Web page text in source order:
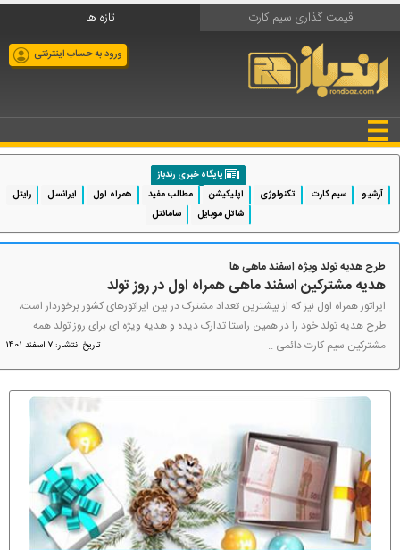
قیمت گذاری سیم کارت تازه ها
ورود به حساب اینترنتی
پایگاه خبری رندباز
آرشیو
سیم کارت تکنولوژی اپلیکیشن مطالب مفید همراه اول ایرانسل
رایتل
شاتل موبایل
سامانتل
طرح هدیه تولد ویژه اسفند ماهی ها
هدیه مشترکین اسفند ماهی همراه اول در روز تولد
اپراتور همراه اول نیز که از بیشترین تعداد مشترک در بین اپراتورهای کشور برخوردار است،
طرح هدیه تولد خود را در همین راستا تدارک دیده و هدیه ویژه ای برای روز تولد همه
مشترکین سیم کارت دائمی ..
تاریخ انتشار: 7 اسفند 1401